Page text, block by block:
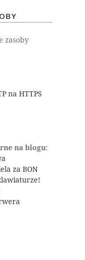
zasoby
na HTTPS
na blogu:
za BON